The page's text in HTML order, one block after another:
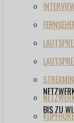
BIS ZU